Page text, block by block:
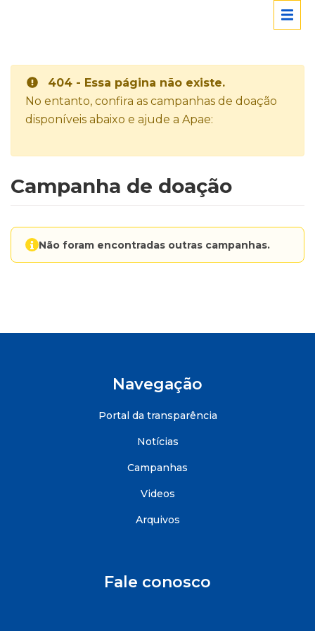
404 - Essa página não existe.
No entanto, confira as campanhas de doação
disponíveis abaixo e ajude a Apae:
Campanha de doação
Não foram encontradas outras campanhas.
Navegação
Portal da transparência
Notícias
Campanhas
Videos
Arquivos
Fale conosco